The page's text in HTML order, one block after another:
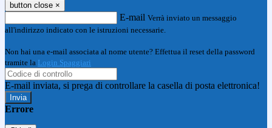
button close ×
E-mail Verrà inviato un messaggio
all'indirizzo indicato con le istruzioni necessarie.
Non hai una e-mail associata al nome utente? Effettua il reset della password
tramite la Login Spaggiari
E-mail inviata, si prega di controllare la casella di posta elettronica!
Errore